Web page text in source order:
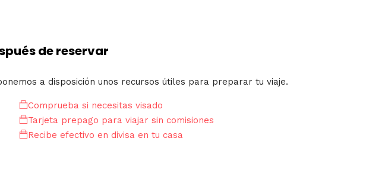
de reservar
a disposición unos recursos útiles para preparar tu viaje.
Comprueba si necesitas visado
Tarjeta prepago para viajar sin comisiones
Recibe efectivo en divisa en tu casa